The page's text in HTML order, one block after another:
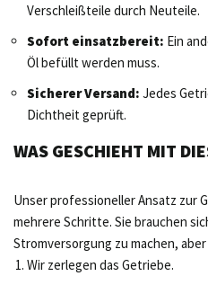
Verschleißteile durch Neuteile.
Sofort einsatzbereit: Ein
Öl befüllt werden muss.
Sicherer Versand: Jedes
Dichtheit geprüft.
WAS GESCHIEHT MIT
Unser professioneller Ansatz zur
mehrere Schritte. Sie brauchen
Stromversorgung zu machen,
Wir zerlegen das Getriebe.